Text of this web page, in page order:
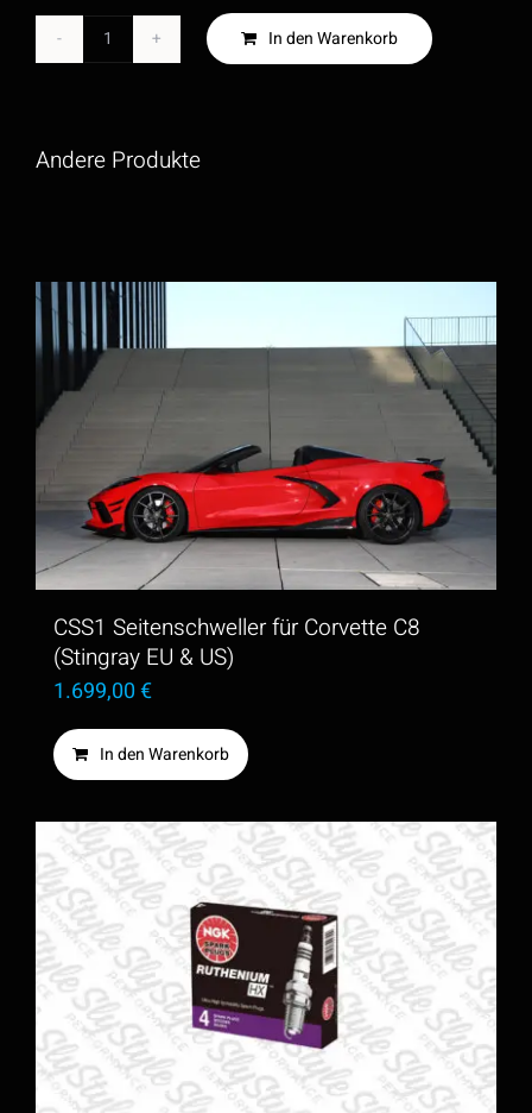
Bremsbelege
In den Warenkorb
Andere Produkte
CSS1 Seitenschweller für Corvette C8
(Stingray EU & US)
1.699,00€
In den Warenkorb